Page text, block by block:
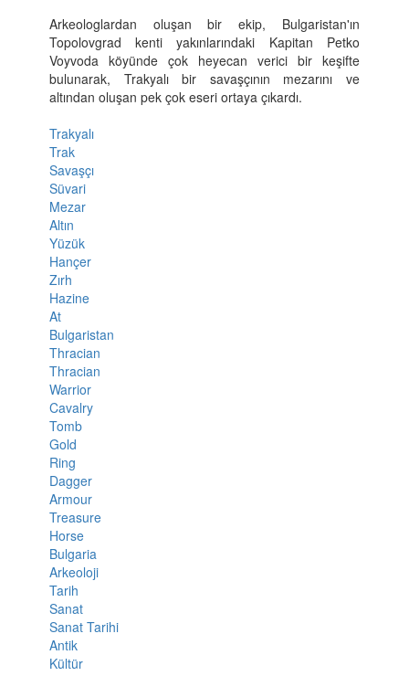
Arkeologlardan oluşan bir ekip, Bulgaristan'ın
Topolovgrad kenti yakınlarındaki Kapitan Petko
Voyvoda köyünde çok heyecan verici bir keşifte
bulunarak, Trakyalı bir savaşçının mezarını ve
altından oluşan pek çok eseri ortaya çıkardı.
Trakyalı
Trak
Savaşçı
Süvari
Mezar
Altın
Yüzük
Hançer
Zırh
Hazine
At
Bulgaristan
Thracian
Thracian
Warrior
Cavalry
Tomb
Gold
Ring
Dagger
Armour
Treasure
Horse
Bulgaria
Arkeoloji
Tarih
Sanat
Sanat Tarihi
Antik
Kültür